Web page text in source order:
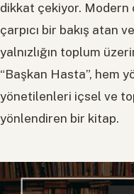
dikkat çekiyor. Modern
çarpıcı bir bakış atan
yalnızlığın toplum
“Başkan Hasta”, hem
yönetilenleri içsel ve
yönlendiren bir kitap.